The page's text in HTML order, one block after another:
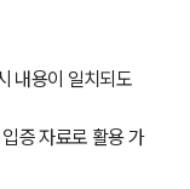
내용이 일치되도
증 자료로 활용 가